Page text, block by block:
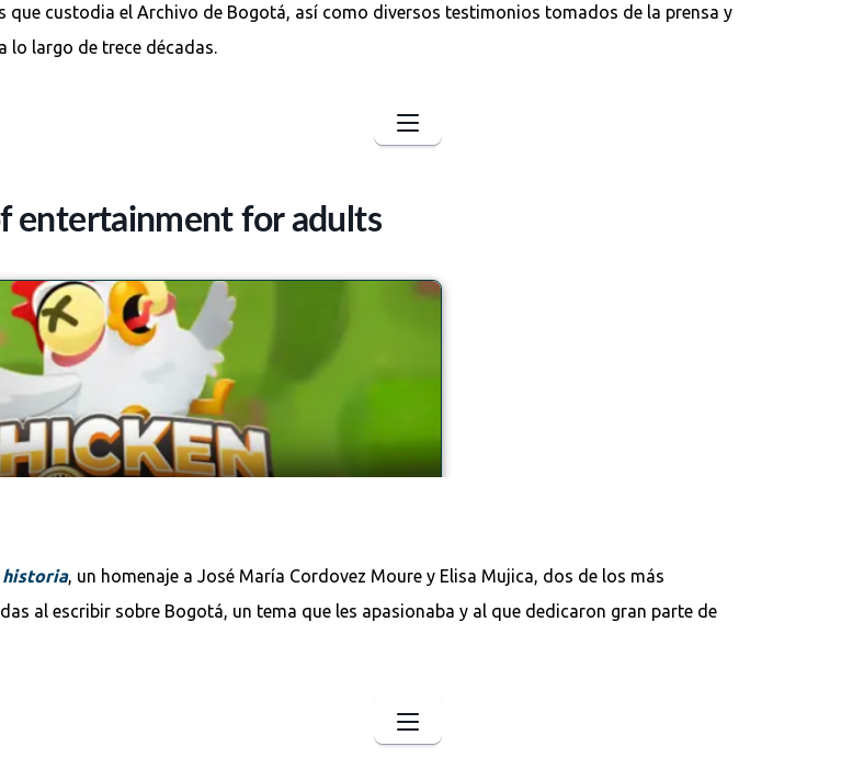
custodia el Archivo de Bogotá, así como diversos testimonios tomados de la prensa y
lo largo de trece décadas.
historia, un homenaje a José María Cordovez Moure y Elisa Mujica, dos de los más
al escribir sobre Bogotá, un tema que les apasionaba y al que dedicaron gran parte de